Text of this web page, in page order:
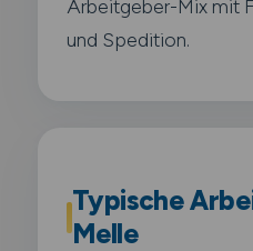
Arbeitgeber-Mix mit
und Spedition.
Typische
Melle